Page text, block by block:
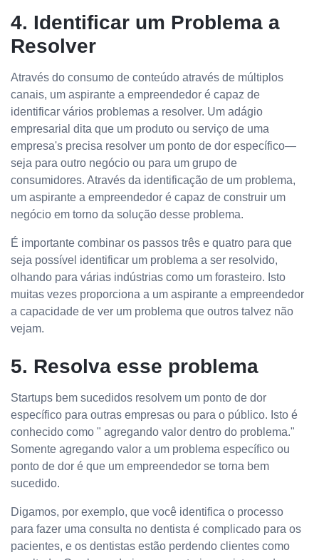
4. Identificar um Problema a
Resolver
Através do consumo de conteúdo através de múltiplos
canais, um aspirante a empreendedor é capaz de
identificar vários problemas a resolver. Um adágio
empresarial dita que um produto ou serviço de uma
empresa's precisa resolver um ponto de dor específico—
seja para outro negócio ou para um grupo de
consumidores. Através da identificação de um problema,
um aspirante a empreendedor é capaz de construir um
negócio em torno da solução desse problema.
É importante combinar os passos três e quatro para que
seja possível identificar um problema a ser resolvido,
olhando para várias indústrias como um forasteiro. Isto
muitas vezes proporciona a um aspirante a empreendedor
a capacidade de ver um problema que outros talvez não
vejam.
5. Resolva esse problema
Startups bem sucedidos resolvem um ponto de dor
específico para outras empresas ou para o público. Isto é
conhecido como " agregando valor dentro do problema."
Somente agregando valor a um problema específico ou
ponto de dor é que um empreendedor se torna bem
sucedido.
Digamos, por exemplo, que você identifica o processo
para fazer uma consulta no dentista é complicado para os
pacientes, e os dentistas estão perdendo clientes como